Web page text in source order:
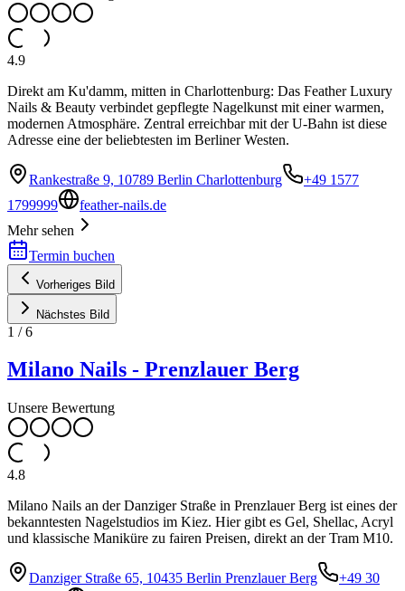
4.9
Direkt am Ku'damm, mitten in Charlottenburg: Das Feather Luxury
Nails & Beauty verbindet gepflegte Nagelkunst mit einer warmen,
modernen Atmosphäre. Zentral erreichbar mit der U-Bahn ist diese
Adresse eine der beliebtesten im Berliner Westen.
Rankestraße 9, 10789 Berlin Charlottenburg
+49 1577
1799999
feather-nails.de
Mehr sehen
Termin buchen
Vorheriges Bild
Nächstes Bild
1 /6
Milano Nails - Prenzlauer Berg
Unsere Bewertung
4.8
Milano Nails an der Danziger Straße in Prenzlauer Berg ist eines der
bekanntesten Nagelstudios im Kiez. Hier gibt es Gel, Shellac, Acryl
und klassische Maniküre zu fairen Preisen, direkt an der Tram M10.
Danziger Straße 65, 10435 Berlin Prenzlauer Berg
+49 30